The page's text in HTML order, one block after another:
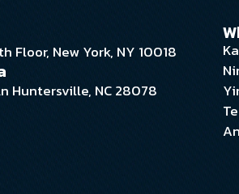
Floor, New York, NY 10018
Huntersville, NC 28078